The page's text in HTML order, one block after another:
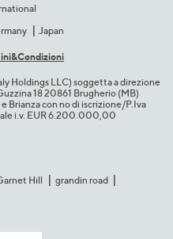
Japan
Holdings LLC) soggetta a direzione
18 20861 Brugherio (MB)​
Brianza con no di iscrizione/P.Iva
i.v. EUR 6.200.000,00​
Hill
grandin road